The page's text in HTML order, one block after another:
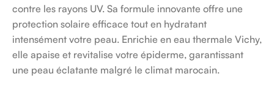
contre les rayons UV. Sa formule innovante offre une
protection solaire efficace tout en hydratant
intensément votre peau. Enrichie en eau thermale Vichy,
elle apaise et revitalise votre épiderme, garantissant
une peau éclatante malgré le climat marocain.